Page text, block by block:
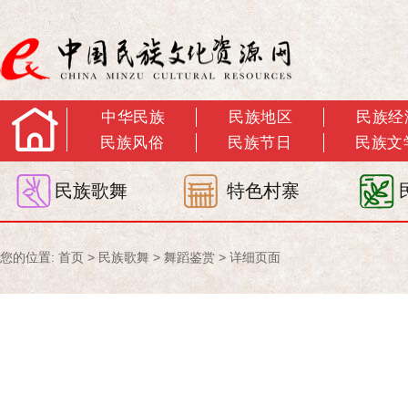
中华民族 民族地区
民族经
民族风俗
民族节日 民族文
民族歌舞 特色村寨
您的位置: 首页 > 民族歌舞 > 舞蹈鉴赏 > 详细页面